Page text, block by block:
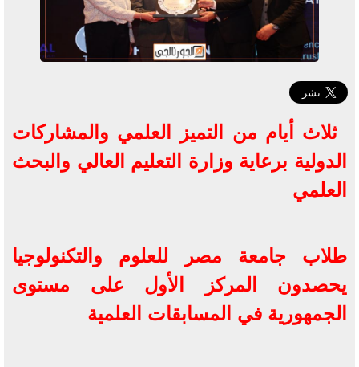
ثلاث أيام من التميز العلمي والمشاركات
الدولية برعاية وزارة التعليم العالي والبحث
العلمي
طلاب جامعة مصر للعلوم والتكنولوجيا
يحصدون المركز الأول على مستوى
الجمهورية في المسابقات العلمية